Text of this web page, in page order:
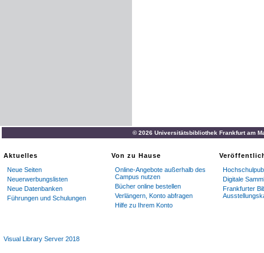
© 2026 Universitätsbibliothek Frankfurt am
Aktuelles
Neue Seiten
Neuerwerbungslisten
Neue Datenbanken
Führungen und Schulungen
Von zu Hause
Online-Angebote außerhalb des
Campus nutzen
Bücher online bestellen
Verlängern, Konto abfragen
Hilfe zu Ihrem Konto
Digitale
Frankfurter
Visual Library Server 2018